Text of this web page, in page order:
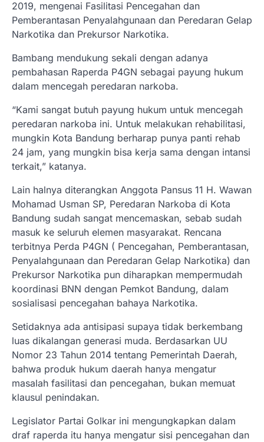
2019, mengenai Fasilitasi Pencegahan dan
Pemberantasan Penyalahgunaan dan Peredaran Gelap
Narkotika dan Prekursor Narkotika.
Bambang mendukung sekali dengan adanya
pembahasan Raperda P4GN sebagai payung hukum
dalam mencegah peredaran narkoba.
“Kami sangat butuh payung hukum untuk mencegah
peredaran narkoba ini. Untuk melakukan rehabilitasi,
mungkin Kota Bandung berharap punya panti rehab
24 jam, yang mungkin bisa kerja sama dengan intansi
terkait,” katanya.
Lain halnya diterangkan Anggota Pansus 11 H. Wawan
Mohamad Usman SP, Peredaran Narkoba di Kota
Bandung sudah sangat mencemaskan, sebab sudah
masuk ke seluruh elemen masyarakat. Rencana
terbitnya Perda P4GN ( Pencegahan, Pemberantasan,
Penyalahgunaan dan Peredaran Gelap Narkotika) dan
Prekursor Narkotika pun diharapkan mempermudah
koordinasi BNN dengan Pemkot Bandung, dalam
sosialisasi pencegahan bahaya Narkotika.
Setidaknya ada antisipasi supaya tidak berkembang
luas dikalangan generasi muda. Berdasarkan UU
Nomor 23 Tahun 2014 tentang Pemerintah Daerah,
bahwa produk hukum daerah hanya mengatur
masalah fasilitasi dan pencegahan, bukan memuat
klausul penindakan.
Legislator Partai Golkar ini mengungkapkan dalam
draf raperda itu hanya mengatur sisi pencegahan dan